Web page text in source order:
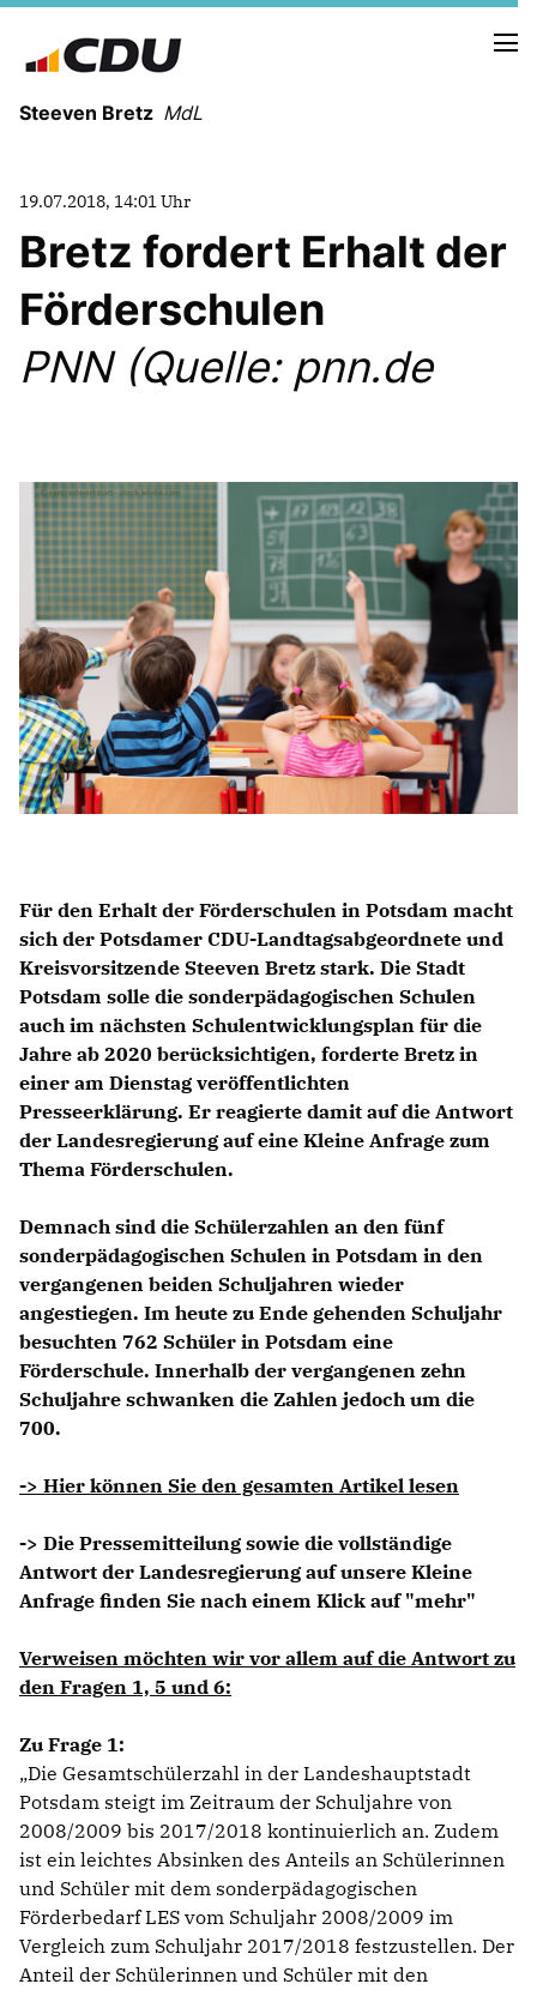
Steeven Bretz MdL
VITA
WAHLKREISBESUCHE
PRESSEFOTOS
MEIN BÜRGERBÜRO
ZIELE
Redebeiträge
Anträge CDU
Kleine Anfragen
CDU Deutschland
CDU Fraktion im Brandenburger Landtag
CDU Brandenburg
CDU Potsdam
19.07.2018, 14:01 Uhr
Bretz fordert Erhalt der
Förderschulen
PNN (Quelle: pnn.de
Für den Erhalt der Förderschulen in Potsdam macht
sich der Potsdamer CDU-Landtagsabgeordnete und
Kreisvorsitzende Steeven Bretz stark. Die Stadt
Potsdam solle die sonderpädagogischen Schulen
auch im nächsten Schulentwicklungsplan für die
Jahre ab 2020 berücksichtigen, forderte Bretz in
einer am Dienstag veröffentlichten
Presseerklärung. Er reagierte damit auf die Antwort
der Landesregierung auf eine Kleine Anfrage zum
Thema Förderschulen.
Demnach sind die Schülerzahlen an den fünf
sonderpädagogischen Schulen in Potsdam in den
vergangenen beiden Schuljahren wieder
angestiegen. Im heute zu Ende gehenden Schuljahr
besuchten 762 Schüler in Potsdam eine
Förderschule. Innerhalb der vergangenen zehn
Schuljahre schwanken die Zahlen jedoch um die
700.
-> Hier können Sie den gesamten Artikel lesen
-> Die Pressemitteilung sowie die vollständige
Antwort der Landesregierung auf unsere Kleine
Anfrage finden Sie nach einem Klick auf "mehr"
Verweisen möchten wir vor allem auf die Antwort zu
den Fragen 1, 5 und 6:
Zu Frage 1:
Die Gesamtschülerzahl in der Landeshauptstadt
Potsdam steigt im Zeitraum der Schuljahre von
2008/2009 bis 2017/2018 kontinuierlich an. Zudem
ist ein leichtes Absinken des Anteils an Schülerinnen
und Schüler mit dem sonderpädagogischen
Förderbedarf LES vom Schuljahr 2008/2009 im
Vergleich zum Schuljahr 2017/2018 festzustellen. Der
Anteil der Schülerinnen und Schüler mit den